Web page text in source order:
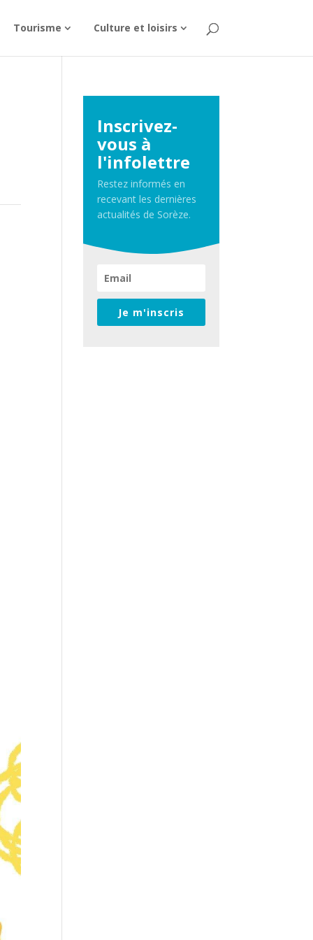
Tourisme Culture et loisirs
Inscrivez-
vous à
l'infolettre
Restez informés en
recevant les dernières
actualités de Sorèze.
Je m'inscris